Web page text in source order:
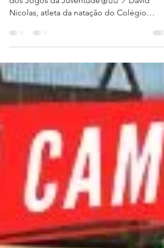
📍Natação: Aluno Salesiano é vice-
Nicolas, atleta da natação do Colégio
Salesiano Recife,...